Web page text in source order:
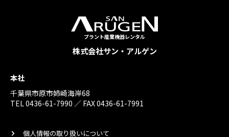
プラント産業機器レンタル
株式会社サン・アルゲン
本社
千葉県市原市姉崎海岸68
TEL 0436-61-7990 ／ FAX 0436-61-7991
個人情報の取り扱いについて